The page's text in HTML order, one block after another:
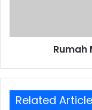
Rumah
Related